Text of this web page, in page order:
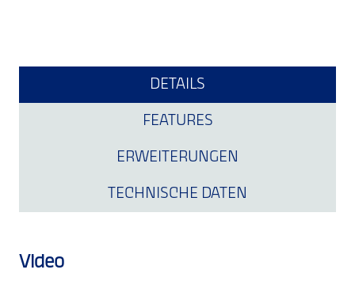
DETAILS
FEATURES
ERWEITERUNGEN
TECHNISCHE DATEN
Video